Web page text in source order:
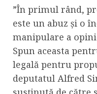
”În primul rând,
este un abuz și o
manipulare a
Spun aceasta
legală pentru
deputatul Alfred